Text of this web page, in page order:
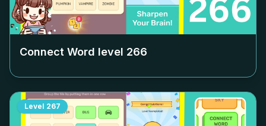
Connect Word level 266
Level 267